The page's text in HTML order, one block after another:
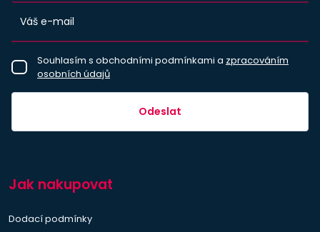
Souhlasím s obchodními podmínkami a zpracováním
osobních údajů
Odeslat
Jak nakupovat
Dodací podmínky